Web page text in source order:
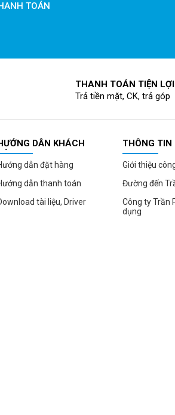
TOÁN
THANH TOÁN TIỆN LỢI
Trả tiền mặt, CK, trả góp
DẪN KHÁCH
dẫn đặt hàng
dẫn thanh toán
tài liệu, Driver
THÔNG TIN
Giới thiệu
Đường đến
Công ty Trần
dụng